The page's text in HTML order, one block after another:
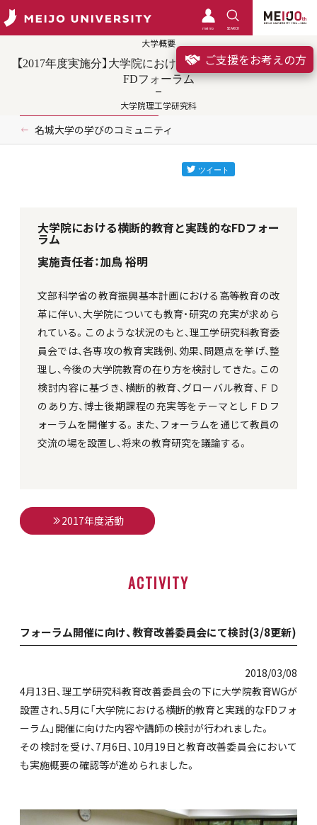
meimo SEARCH
ご支援をお考えの方
大学概要
【2017年度実施分】大学院における横断的教育と実践的な
FDフォーラム
大学院理工学研究科
名城大学の学びのコミュニティ
大学院における横断的教育と実践的なFDフォー
ラム
実施責任者：加鳥 裕明
文部科学省の教育振興基本計画における高等教育の改
革に伴い、大学院についても教育・研究の充実が求めら
れている。このような状況のもと、理工学研究科教育委
員会では、各専攻の教育実践例、効果、問題点を挙げ、整
理し、今後の大学院教育の在り方を検討してきた。この
検討内容に基づき、横断的教育、グローバル教育、ＦＤ
のあり方、博士後期課程の充実等をテーマとしＦＤフ
ォーラムを開催する。また、フォーラムを通じて教員の
交流の場を設置し、将来の教育研究を議論する。
2017年度活動
ACTIVITY
フォーラム開催に向け、教育改善委員会にて検討(3/8更新)
2018/03/08
4月13日、理工学研究科教育改善委員会の下に大学院教育WGが
設置され、5月に「大学院における横断的教育と実践的なFDフォ
ーラム」開催に向けた内容や講師の検討が行われました。
その検討を受け、7月6日、10月19日と教育改善委員会において
も実施概要の確認等が進められました。